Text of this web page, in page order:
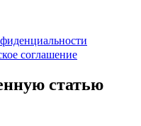
соглашение
статью